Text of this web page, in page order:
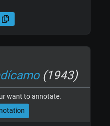
(1943)
want to annotate.